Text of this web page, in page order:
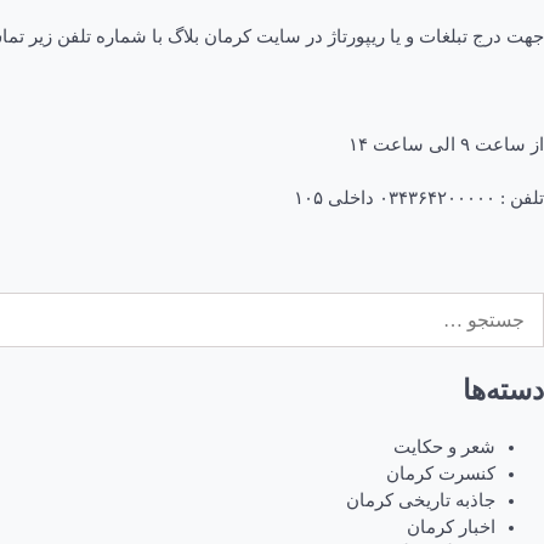
جهت درج تبلغات و یا ریپورتاژ در سایت کرمان بلاگ با شماره تلفن زیر
از ساعت ۹ الی ساعت ۱۴
تلفن : ۰۳۴۳۶۴۲۰۰۰۰۰ داخلی ۱۰۵
برای:
دسته‌ها
شعر و حکایت
کنسرت کرمان
جاذبه تاریخی کرمان
اخبار کرمان